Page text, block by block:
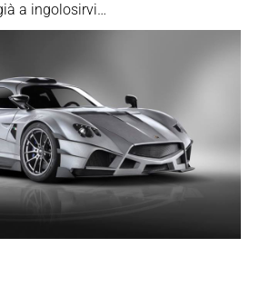
a ingolosirvi…